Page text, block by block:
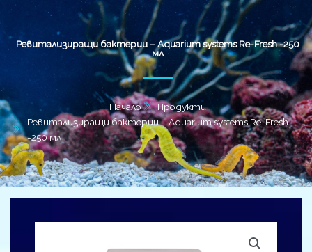
Ревитализиращи бактерии – Aquarium systems Re-Fresh -250
мл
Начало
Продукти
Ревитализиращи бактерии – Aquarium systems Re-Fresh
-250 мл